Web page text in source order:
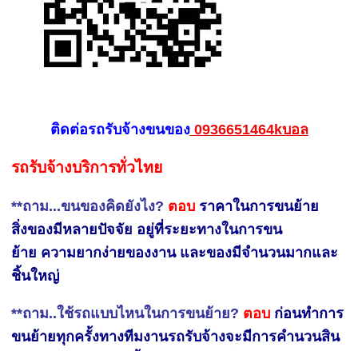
ติดต่อรถรับจ้างขนของ0936651464kบอล
รถรับจ้างบริการทั่วไทย
**ถาม...ขนของคิดยังไง? ตอบ ราคาในการขนย้าย
สิ่งของมีหลายปัจจัย อยู่ที่ระยะทางในการขน
ย้าย ความยากง่ายของงาน และของมีจำนวนมากและ
ชิ้นใหญ่
**ถาม..ใช้รถแบบไหนในการขนย้าย? ตอบ ก่อนทำการ
ขนย้ายทุกครั้งทางทีมงานรถรับจ้างจะมีการคำนวนสิน